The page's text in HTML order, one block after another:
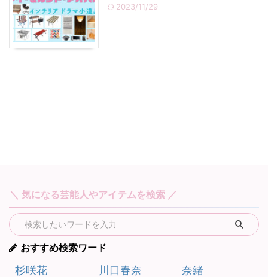
2023/11/29
＼ 気になる芸能人やアイテムを検索 ／
おすすめ検索ワード
杉咲花 川口春奈 奈緒